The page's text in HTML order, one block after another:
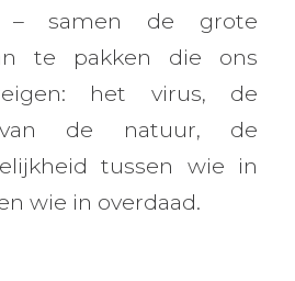
– samen de grote
te pakken die ons
het virus, de
van de natuur, de
tussen wie in
wie in overdaad.